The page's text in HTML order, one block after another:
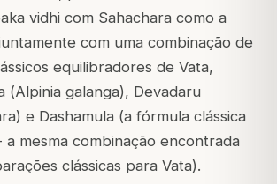
vidhi com Sahachara como a
com uma combinação de
equilibradores de Vata,
(Alpinia galanga), Devadaru
) e Dashamula (a fórmula clássica
mesma combinação encontrada
clássicas para Vata).